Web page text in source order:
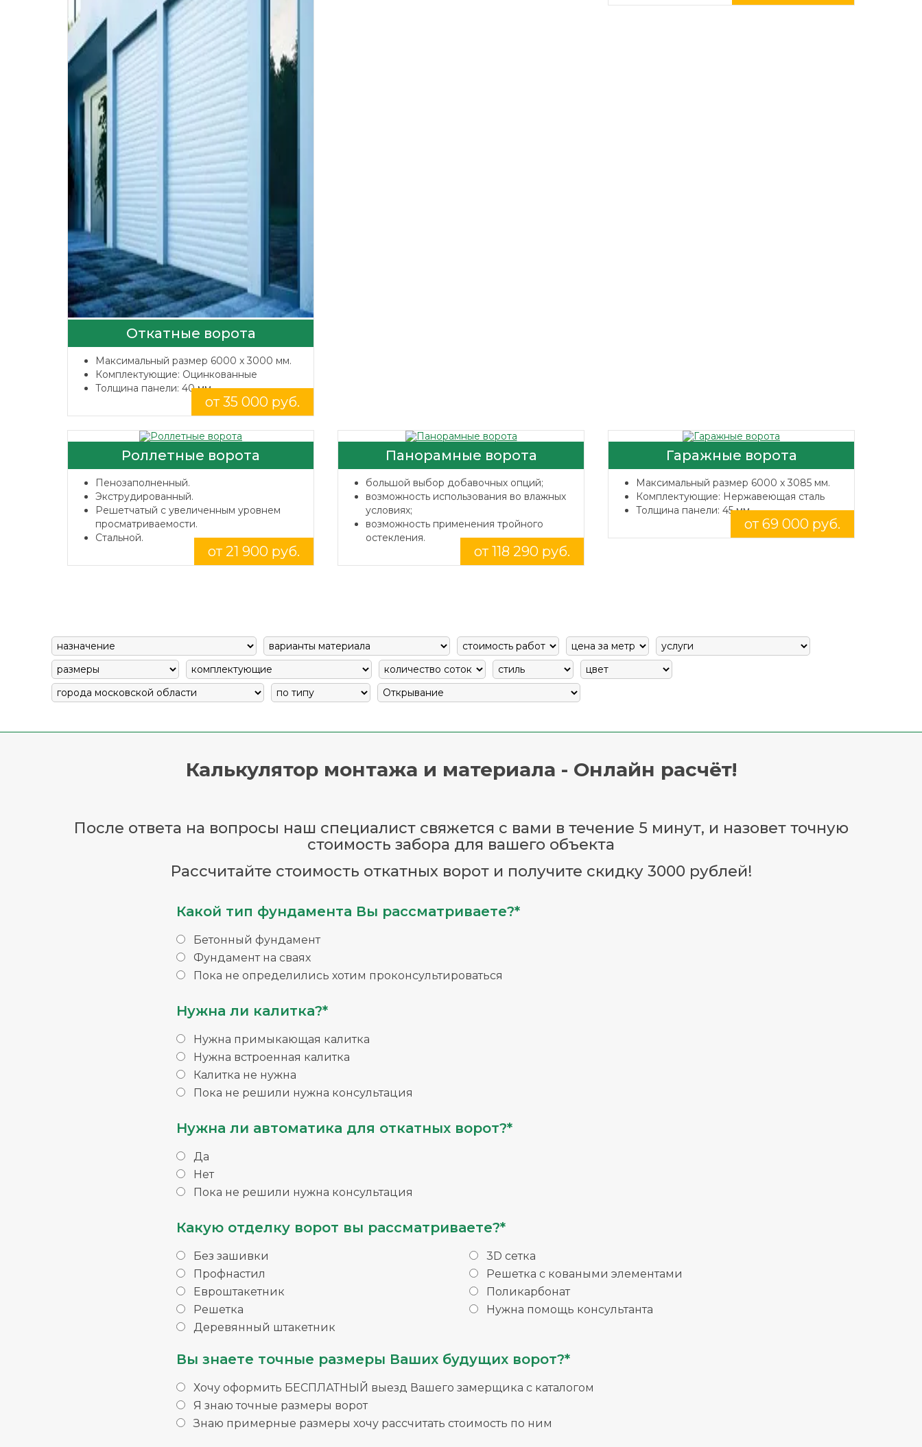
Откатные ворота
Максимальный размер 6000 x 3000 мм.
Комплектующие: Оцинкованные
Толщина панели: 40 мм.
от 35 000 руб.
Роллетные ворота
Пенозаполненный.
Экструдированный.
Решетчатый с увеличенным уровнем
просматриваемости.
Стальной.
от 21 900 руб.
Панорамные ворота
большой выбор добавочных опций;
возможность использования во влажных
условиях;
возможность применения тройного
остекления.
от 118 290 руб.
Гаражные ворота
Максимальный размер 6000 x 3085 мм.
Комплектующие: Нержавеющая сталь
Толщина панели: 45 мм.
от 69 000 руб.
Калькулятор монтажа и материала - Онлайн расчёт!
После ответа на вопросы наш специалист свяжется с вами в течение 5 минут, и назовет точную
стоимость забора для вашего объекта
Рассчитайте стоимость откатных ворот и получите скидку 3000 рублей!
Какой тип фундамента Вы рассматриваете?*
Бетонный фундамент
Фундамент на сваях
Пока не определились хотим проконсультироваться
Нужна ли калитка?*
Нужна примыкающая калитка
Нужна встроенная калитка
Калитка не нужна
Пока не решили нужна консультация
Нужна ли автоматика для откатных ворот?*
Да
Нет
Пока не решили нужна консультация
Какую отделку ворот вы рассматриваете?*
Без зашивки
Профнастил
Евроштакетник
Решетка
Деревянный штакетник
3D сетка
Решетка с коваными элементами
Поликарбонат
Нужна помощь консультанта
Вы знаете точные размеры Ваших будущих ворот?*
Хочу оформить БЕСПЛАТНЫЙ выезд Вашего замерщика с каталогом
Я знаю точные размеры ворот
Знаю примерные размеры хочу рассчитать стоимость по ним